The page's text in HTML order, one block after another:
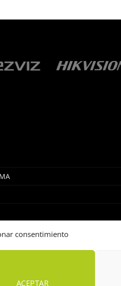
consentimiento
ACEPTAR